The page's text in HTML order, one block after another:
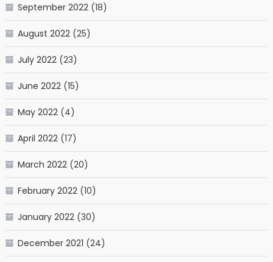
September 2022(18)
August 2022(25)
July 2022(23)
June 2022(15)
May 2022(4)
April 2022(17)
March 2022(20)
February 2022(10)
January 2022(30)
December 2021 (24)